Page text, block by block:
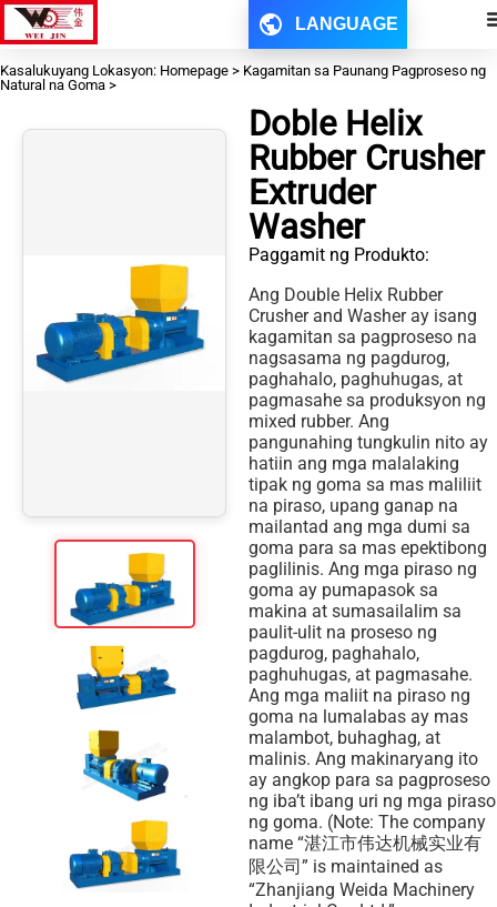
LANGUAGE
Kasalukuyang Lokasyon: Homepage > Kagamitan sa Paunang Pagproseso ng
Natural na Goma >
Doble Helix
Rubber Crusher
Extruder
Washer
Paggamit ng Produkto:
Ang Double Helix Rubber
Crusher and Washer ay isang
kagamitan sa pagproseso na
nagsasama ng pagdurog,
paghahalo, paghuhugas, at
pagmasahe sa produksyon ng
mixed rubber. Ang
pangunahing tungkulin nito ay
hatiin ang mga malalaking
tipak ng goma sa mas maliliit
na piraso, upang ganap na
mailantad ang mga dumi sa
goma para sa mas epektibong
paglilinis. Ang mga piraso ng
goma ay pumapasok sa
makina at sumasailalim sa
paulit-ulit na proseso ng
pagdurog, paghahalo,
paghuhugas, at pagmasahe.
Ang mga maliit na piraso ng
goma na lumalabas ay mas
malambot, buhaghag, at
malinis. Ang makinaryang ito
ay angkop para sa pagproseso
ng iba’t ibang uri ng mga piraso
ng goma. (Note: The company
name “湛江市伟达机械实业有
限公司” is maintained as
“Zhanjiang Weida Machinery